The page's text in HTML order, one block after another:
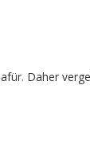
Daher